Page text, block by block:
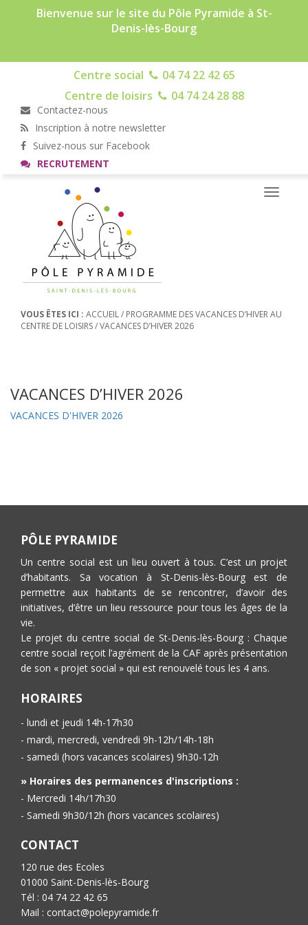
Bienvenue sur le site du Pôle Pyramide à St-
Denis-lès-Bourg
Centre social
04 74 22 42 65
Centre de loisirs
04 74 24 28 88
Contactez-nous
Inscription à notre newsletter
Suivez-nous sur Facebook
RECRUTEMENT
Toggle
VOUS ÊTES ICI : ACCUEIL/ PROGRAMME DES VACANCES D’HIVER AU
CENTRE DE LOISIRS/VACANCES D’HIVER 2026
VACANCES D’HIVER 2026
VACANCES D'HIVER 2026
PÔLE PYRAMIDE
Un centre social est un lieu ouvert à tous. C’est un projet
d’habitants. Sa vocation à St-Denis-lès-Bourg est de
permettre aux habitants de se rencontrer, d’avoir des
initiatives, d’être un lieu ressource pour tous les âges de la
vie.
Le projet du centre social de St-Denis-lès-Bourg : Chaque
centre social reçoit l’agrément de la CAF après présentation
de son « projet social » qui est renouvelé tous les 4 ans.
HORAIRES
- lundi et jeudi 14h-17h30
- mardi, mercredi, vendredi 9h-12h/14h-18h
- samedi (hors vacances scolaires) 9h30-12h
» Horaires des permanences d'inscriptions :
- Mercredi 14h/17h30
- Samedi 9h30/12h (hors vacances scolaires)
CONTACT
120 rue des Ecoles
01000 Saint-Denis-lès-Bourg
Tél : 04 74 22 42 65
Mail : contact@polepyramide.fr